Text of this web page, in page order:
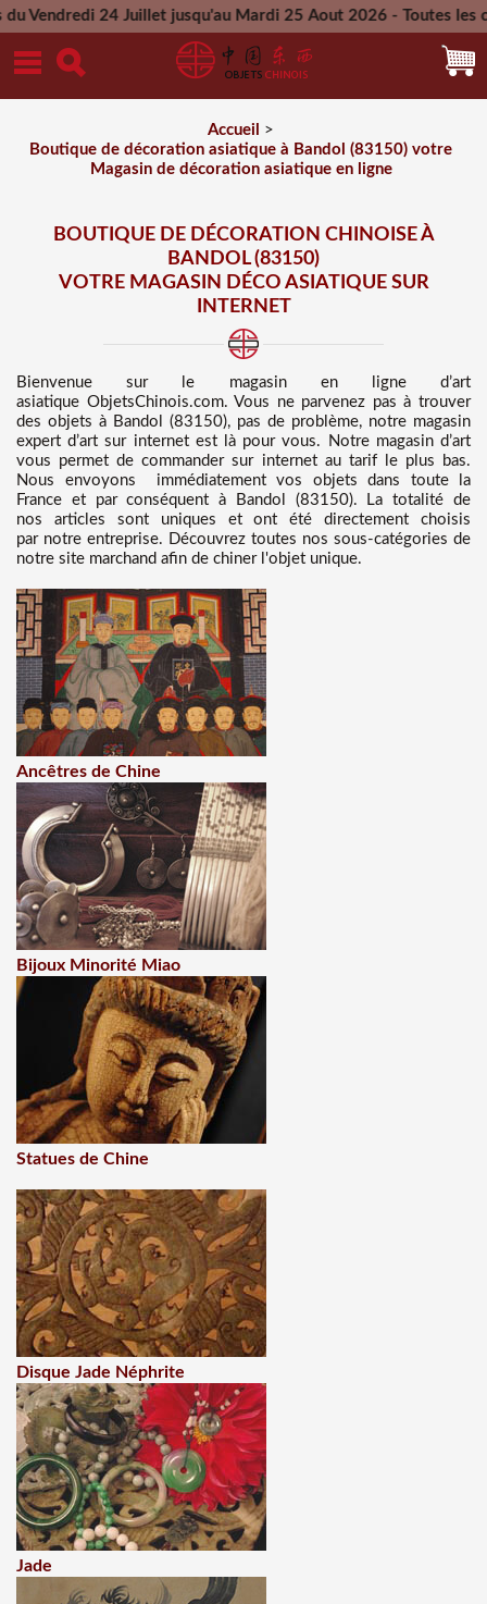
24 Juillet jusqu'au Mardi 25 Aout 2026 - Toutes les
Mercredi 26 Aout 2026
Accueil
>
Boutique de décoration asiatique à Bandol (83150) votre
Magasin de décoration asiatique en ligne
BOUTIQUE DE DÉCORATION CHINOISE À
BANDOL (83150)
VOTRE MAGASIN DÉCO ASIATIQUE SUR
INTERNET
Bienvenue sur
le magasin en ligne d’art
asiatique ObjetsChinois.com. Vous ne parvenez pas à trouver
des objets à Bandol (83150), pas de problème, notre magasin
expert d’art sur internet est là pour vous. Notre magasin d’art
vous permet de commander sur internet au tarif le plus bas.
Nous envoyons immédiatement vos objets dans toute la
France et par conséquent à Bandol (83150). La totalité de
nos articles sont uniques et ont été directement choisis
par notre entreprise. Découvrez toutes nos sous-catégories de
notre site marchand afin de chiner l'objet unique.
Ancêtres de Chine
Bijoux Minorité Miao
Statues de Chine
Disque Jade Néphrite
Jade